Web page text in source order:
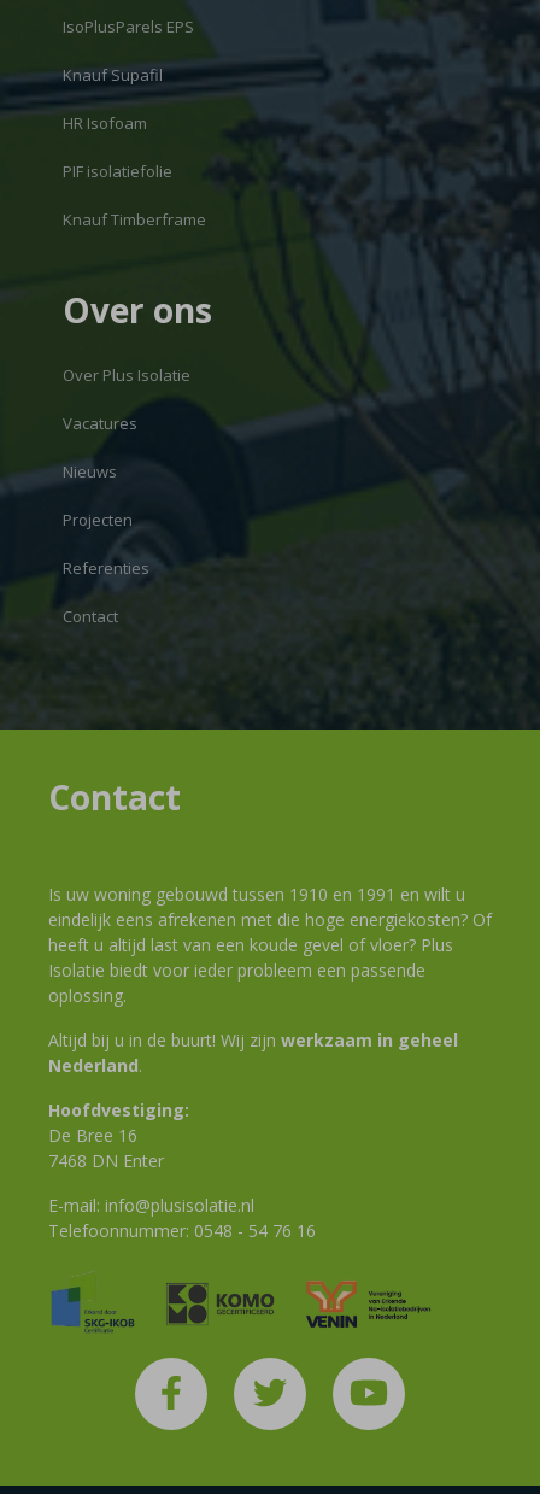
IsoPlusParels EPS
Knauf Supafil
HR Isofoam
PIF isolatiefolie
Knauf Timberframe
Over ons
Over Plus Isolatie
Vacatures
Nieuws
Projecten
Referenties
Contact
Contact
Is uw woning gebouwd tussen 1910 en 1991 en wilt u
eindelijk eens afrekenen met die hoge energiekosten? Of
heeft u altijd last van een koude gevel of vloer? Plus
Isolatie biedt voor ieder probleem een passende
oplossing.
Altijd bij u in de buurt! Wij zijn werkzaam in geheel
Nederland.
Hoofdvestiging:
De Bree 16
7468 DN Enter
E-mail: info@plusisolatie.nl
Telefoonnummer: 0548 - 54 76 16